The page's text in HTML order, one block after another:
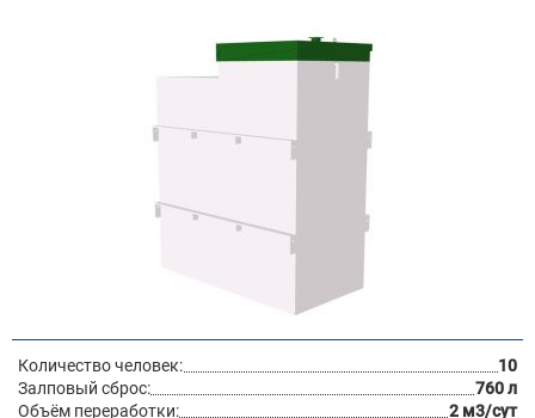
Количество человек:
10
Залповый сброс:
760 л
Объём переработки:
2 м3/сут